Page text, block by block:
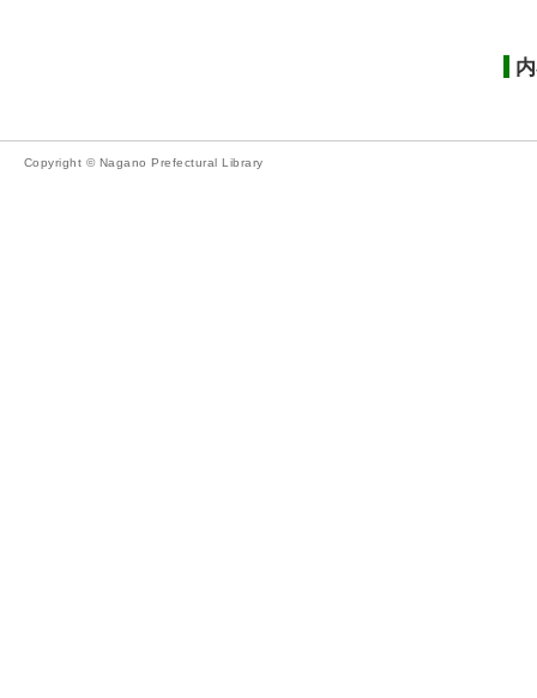
Copyright © Nagano Prefectural Library